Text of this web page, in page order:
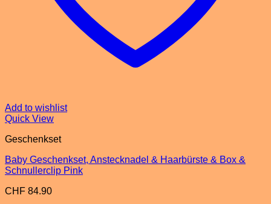
Add to wishlist
Quick View
Geschenkset
Baby Geschenkset, Anstecknadel & Haarbürste & Box &
Schnullerclip Pink
CHF 84.90